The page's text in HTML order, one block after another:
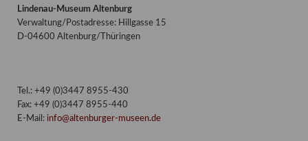
Lindenau-Museum Altenburg
Verwaltung/Postadresse: Hillgasse 15
D-04600 Altenburg/Thüringen
Tel.: +49 (0)3447 8955-430
Fax: +49 (0)3447 8955-440
E-Mail: info@altenburger-museen.de